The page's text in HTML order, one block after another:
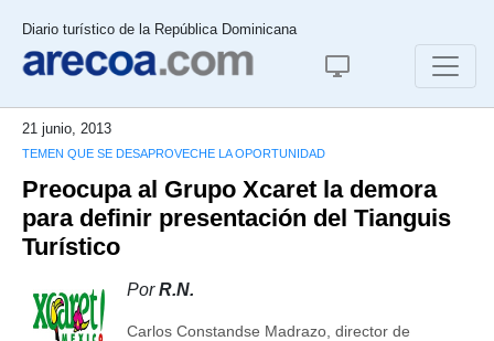
Diario turístico de la República Dominicana
21 junio, 2013
TEMEN QUE SE DESAPROVECHE LA OPORTUNIDAD
Preocupa al Grupo Xcaret la demora
para definir presentación del Tianguis
Turístico
PorR.N.
Carlos Constandse Madrazo, director de